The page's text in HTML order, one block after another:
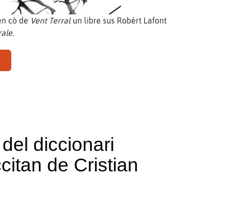
cò de Vent Terralun libre sus Robèrt Lafont
.
diccionari
de Cristian